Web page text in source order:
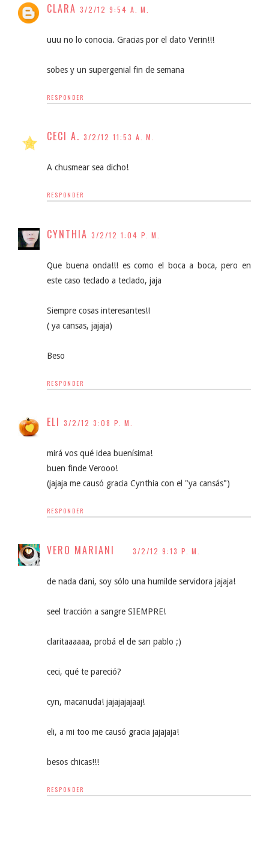
CLARA 3/2/12 9:54 A. M.
uuu no lo conocia. Gracias por el dato Verin!!!
sobes y un supergenial fin de semana
RESPONDER
CECI A. 3/2/12 11:53 A. M.
A chusmear sea dicho!
RESPONDER
CYNTHIA 3/2/12 1:04 P. M.
Que buena onda!!! es como el boca a boca, pero en
este caso teclado a teclado, jaja
Siempre cosas interesantes!!
( ya cansas, jajaja)
Beso
RESPONDER
ELI 3/2/12 3:08 P. M.
mirá vos qué idea buenísima!
buen finde Verooo!
(jajaja me causó gracia Cynthia con el "ya cansás")
RESPONDER
VERO MARIANI 3/2/12 9:13 P. M.
de nada dani, soy sólo una humilde servidora jajaja!
seel tracción a sangre SIEMPRE!
claritaaaaaa, probá el de san pablo ;)
ceci, qué te pareció?
cyn, macanuda! jajajajajaaj!
eli, a mi too me causó gracia jajajaja!
besos chicas!!!
RESPONDER